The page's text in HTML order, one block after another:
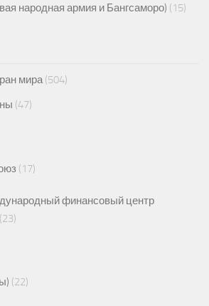
народная армия и Бангсаморо) (15)
мира(504)
(47)
(17)
финансовый центр
(23)
(22)